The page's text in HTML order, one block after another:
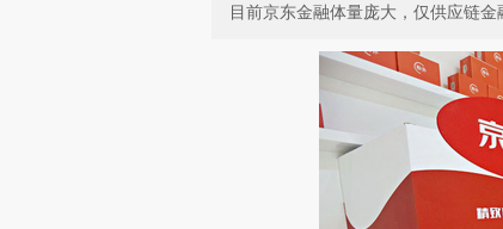
目前京东金融体量庞大，仅供应链